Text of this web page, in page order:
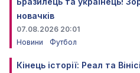
новачків
07.08.2026 20:01
Новини
Футбол
Кінець історії: Реал та